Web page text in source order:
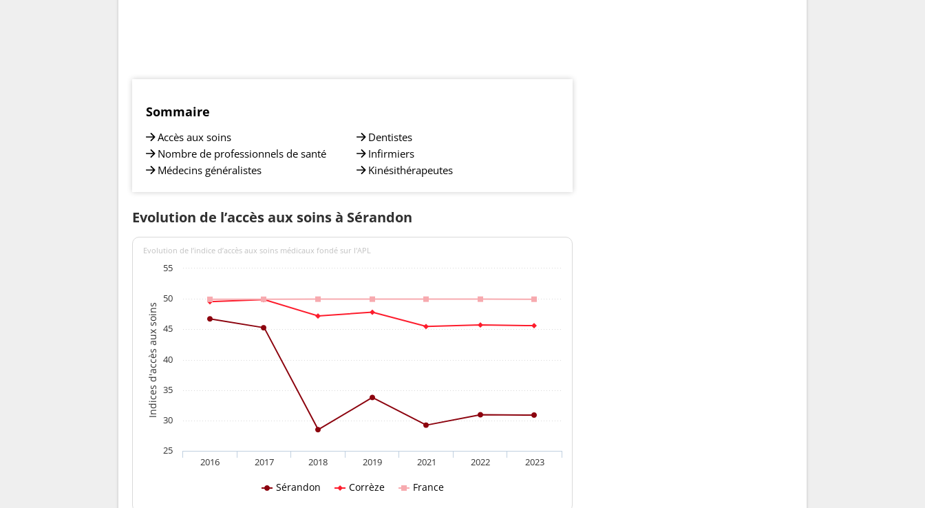
Sommaire
Accès aux soins
Nombre de professionnels de santé
Médecins généralistes
Dentistes
Infirmiers
Kinésithérapeutes
Evolution de l’accès aux soins à Sérandon
Indices d'accès aux soins
Evolution de l’indice d’accès aux soins médicaux fondé sur l'APL
Sérandon Corrèze France
2016 2017 2018 2019 2021 2022 2023
25
30
35
40
45
50
55